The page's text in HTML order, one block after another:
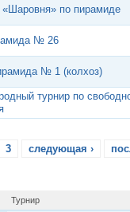
по пирамиде
№ 26
№ 1 (колхоз)
турнир по
3 следующая ›
Турнир